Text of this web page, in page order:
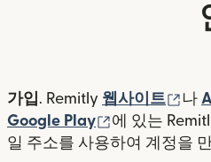
가입. Remitly 웹사이트 (새
나
Google Play
(새 창에서 열
에 있는
일 주소를 사용하여 계정을